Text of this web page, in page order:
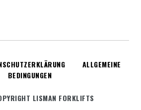
ALLGEMEINE
BEDINGUNGEN
LISMAN FORKLIFTS